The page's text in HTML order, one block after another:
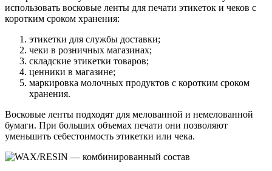
использовать восковые ленты для печати этикеток и чеков с
коротким сроком хранения:
этикетки для службы доставки;
чеки в розничных магазинах;
складские этикетки товаров;
ценники в магазине;
маркировка молочных продуктов с коротким сроком
хранения.
Восковые ленты подходят для мелованной и немелованной
бумаги. При больших объемах печати они позволяют
уменьшить себестоимость этикетки или чека.